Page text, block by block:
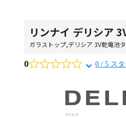
リンナイ デリシア
ガラストップ,デリシア 3V乾電池
0 0 / 5 ス